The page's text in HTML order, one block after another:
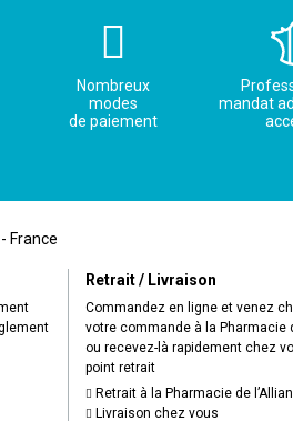
Nombreux
modes
de paiement
mandat
France
Retrait / Livraison
Commandez en ligne et venez
votre commande à la Pharmacie
ou recevez-là rapidement chez
point retrait
Retrait à la Pharmacie de
Livraison chez vous